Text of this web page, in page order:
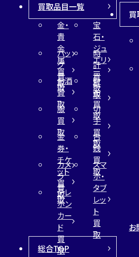
買取品目一覧
金・
貴
金
属
買
取
宝
石・
ジュ
エリ
ー
買
取
バッ
グ
買
取
時
計
買
取
お酒
買
取
財
布
買
取
服
買
取
切
手
買
取
金
券・
チケ
ット
買
取
古
銭
買
取
カメ
ラ
買
取
スマ
ホ・
タブ
レッ
ト
買
取
テレ
ホン
カー
ド
買
取
買
総合TOP
お